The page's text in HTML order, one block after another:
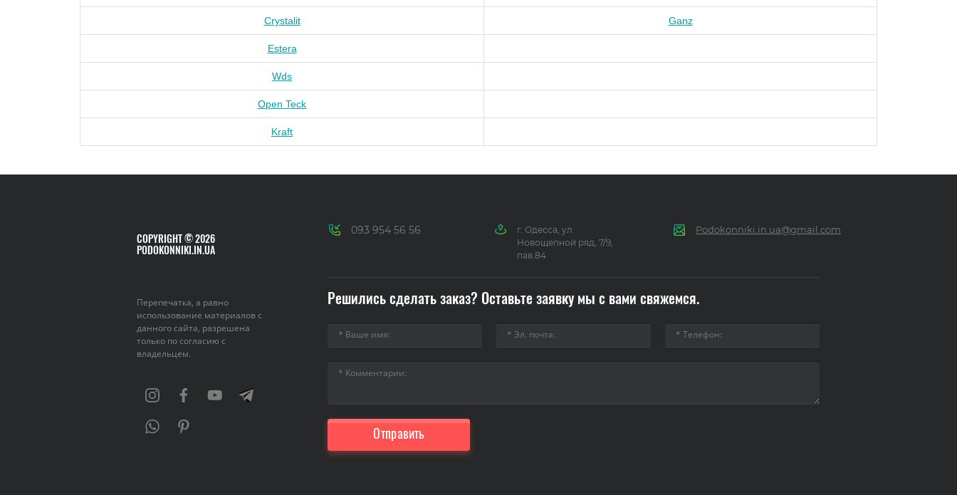
Crystalit Ganz
Estera
Wds
Open Teck
Kraft
COPYRIGHT © 2026
PODOKONNIKI.IN.UA
Перепечатка, а равно
использование материалов с
данного сайта, разрешена
только по согласию с
владельцем.
093 954 56 56
г. Одесса, ул.
Новощепной ряд, 7/9,
пав.84
Podokonniki.in.ua@gmail.com
Решились сделать заказ? Оставьте заявку мы с вами свяжемся.
Отправить